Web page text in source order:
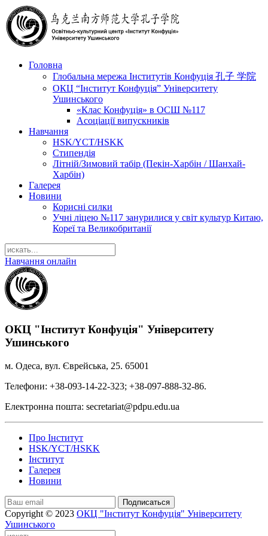
Головна
Глобальна мережа Інститутів Конфуція 孔子 学院
ОКЦ “Інститут Конфуція” Університету
Ушинського
«Клас Конфуція» в ОСШ №117
Асоціації випускників
Навчання
HSK/YCT/HSKK
Стипендія
Літній/Зимовий табір (Пекін-Харбін / Шанхай-
Харбін)
Галерея
Новини
Корисні силки
Учні ліцею №117 занурилися у світ культур Китаю,
Кореї та Великобританії
Навчання онлайн
ОКЦ "Інститут Конфуція" Університету
Ушинського
м. Одеса, вул. Єврейська, 25. 65001
Телефони: +38-093-14-22-323; +38-097-888-32-86.
Електронна пошта: secretariat@pdpu.edu.ua
Про Інститут
HSK/YCT/HSKK
Інститут
Галерея
Новини
Подписаться
Copyright © 2023 ОКЦ "Інститут Конфуція" Університету
Ушинського